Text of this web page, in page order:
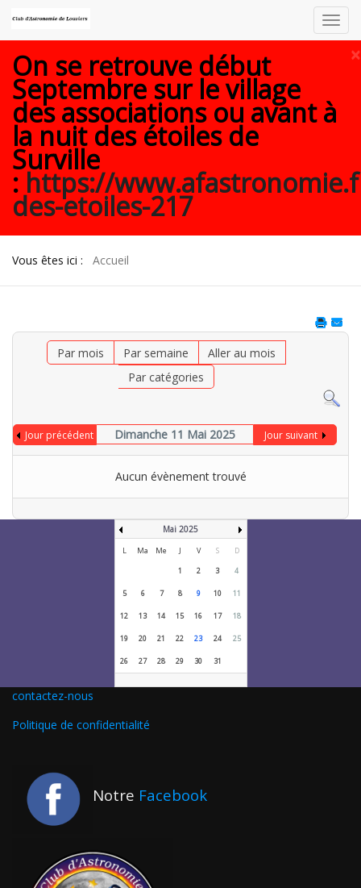
×
On se retrouve début
Septembre sur le village
des associations ou avant à
la nuit des étoiles de
Surville
: https://
des-etoiles-217
Vous êtes ici : Accueil
Par mois Par semaine
Aller au mois
Par catégories
Jour précédent Dimanche 11 Mai 2025 Jour suivant
Aucun évènement trouvé
Mai 2025
L Ma Me J V S
D
1
2 3 4
5 6 7 8 9 10 11
12 13 14 15 16 17 18
19 20 21 22 23 24 25
26 27 28 29 30 31
contactez-nous
Politique de confidentialité
Notre Facebook